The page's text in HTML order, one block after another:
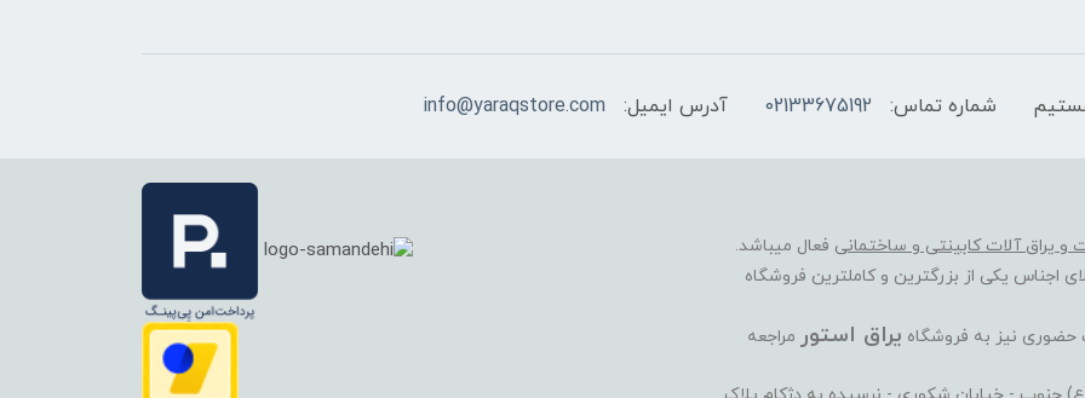
شماره تماس: 02133675192 آدرس ایمیل: info@yaraqstore.com
و یراق آلات کابینتی و ساختمانی فعال میباشد.
اجناس یکی از بزرگترین و کاملترین فروشگاه
حضوری نیز به فروشگاه یراق استور مراجعه